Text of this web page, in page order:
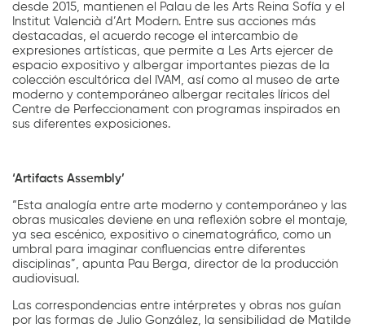
desde 2015, mantienen el Palau de les Arts Reina Sofía y el
Institut Valencià d’Art Modern. Entre sus acciones más
destacadas, el acuerdo recoge el intercambio de
expresiones artísticas, que permite a Les Arts ejercer de
espacio expositivo y albergar importantes piezas de la
colección escultórica del IVAM, así como al museo de arte
moderno y contemporáneo albergar recitales líricos del
Centre de Perfeccionament con programas inspirados en
sus diferentes exposiciones.
‘Artifacts Assembly’
“Esta analogía entre arte moderno y contemporáneo y las
obras musicales deviene en una reflexión sobre el montaje,
ya sea escénico, expositivo o cinematográfico, como un
umbral para imaginar confluencias entre diferentes
disciplinas”, apunta Pau Berga, director de la producción
audiovisual.
Las correspondencias entre intérpretes y obras nos guían
por las formas de Julio González, la sensibilidad de Matilde